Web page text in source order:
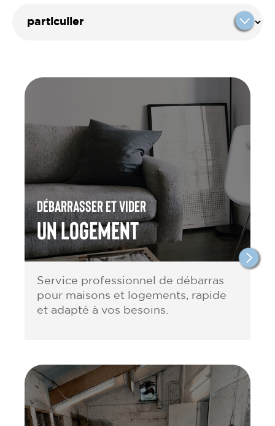
Débarrasser et vider
un Logement
Service professionnel de débarras
pour maisons et logements, rapide
et adapté à vos besoins.